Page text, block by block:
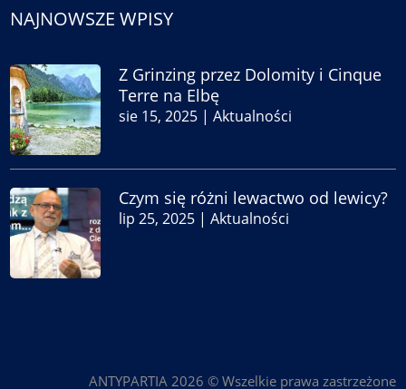
NAJNOWSZE WPISY
Z Grinzing przez Dolomity i Cinque
Terre na Elbę
sie 15, 2025 |Aktualności
Czym się różni lewactwo od lewicy?
lip 25, 2025 |Aktualności
ANTYPARTIA 2026 © Wszelkie prawa zastrzeżone